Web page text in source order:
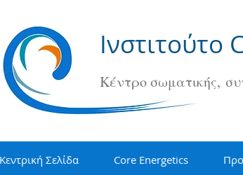
Κέντρο σωματικής,
Ινστιτούτο
Κεντρική Σελίδα Core Energetics